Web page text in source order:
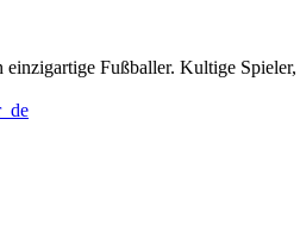
Fußballer. Kultige